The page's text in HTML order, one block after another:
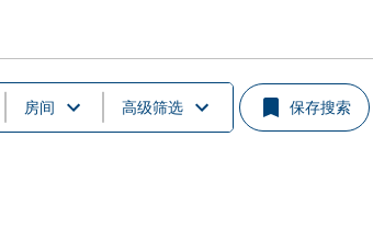
房间 高级筛选 保存搜索